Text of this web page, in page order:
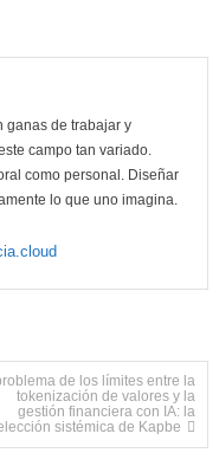
ganas de trabajar y
campo tan variado.
como personal. Diseñar
lo que uno imagina.
de los límites entre la
tokenización de valores y la
gestión financiera con IA: la
sistémica de Kapbe